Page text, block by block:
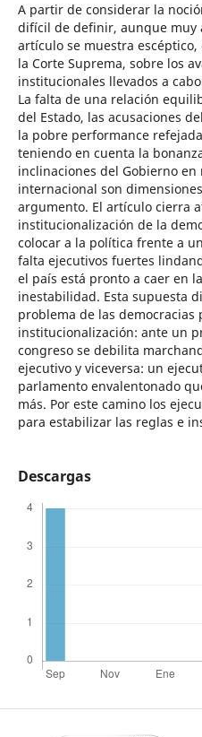
A partir de considerar la
difícil de definir, aunque muy
artículo se muestra
la Corte Suprema, sobre los
institucionales llevados a
La falta de una relación
del Estado, las acusaciones
la pobre performance
teniendo en cuenta la
inclinaciones del Gobierno
internacional son
argumento. El artículo cierra
institucionalización de la
colocar a la política frente a
falta ejecutivos fuertes
el país está pronto a caer en
inestabilidad. Esta supuesta
problema de las democracias
institucionalización: ante un
congreso se debilita
ejecutivo y viceversa: un
parlamento envalentonado
más. Por este camino los
para estabilizar las reglas e
Descargas